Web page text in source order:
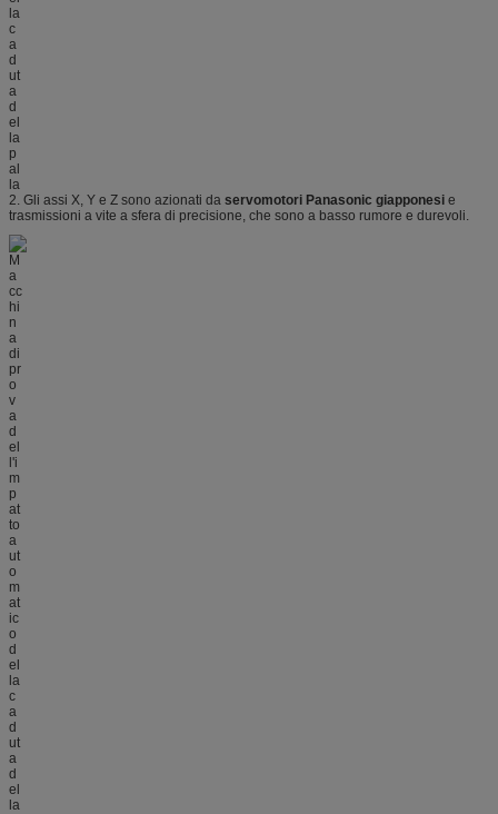
2. Gli assi X, Y e Z sono azionati da servomotori Panasonic giapponesi e
trasmissioni a vite a sfera di precisione, che sono a basso rumore e durevoli.